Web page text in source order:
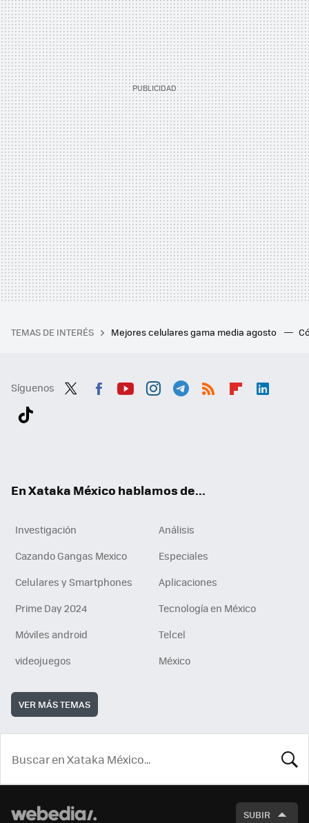
TEMAS DE INTERÉS Mejores celulares gama media agosto
Síguenos
En Xataka México hablamos de...
Investigación
Análisis
Cazando Gangas Mexico
Especiales
Celulares y Smartphones
Aplicaciones
Prime Day 2024
Tecnología en México
Móviles android
Telcel
videojuegos
México
VER MÁS TEMAS
SUBIR